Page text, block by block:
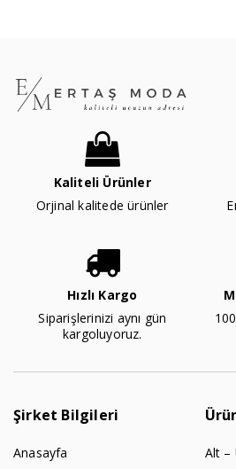
Kaliteli Ürünler
Orjinal kalitede ürünler
Hızlı Kargo
Siparişlerinizi aynı gün
kargoluyoruz.
Şirket Bilgileri
Anasayfa
Alt –